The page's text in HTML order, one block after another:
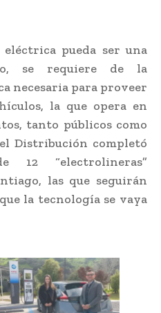
pueda ser una
se requiere de la
necesaria para proveer
la que opera en
tanto públicos como
Distribución completó
“electrolineras”
las que seguirán
la tecnología se vaya